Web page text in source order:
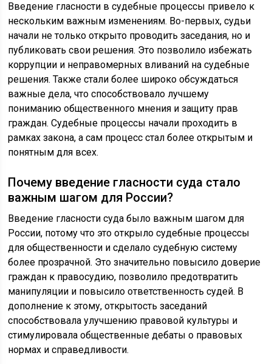
Введение гласности в судебные процессы привело к
нескольким важным изменениям. Во-первых, судьи
начали не только открыто проводить заседания, но и
публиковать свои решения. Это позволило избежать
коррупции и неправомерных вливаний на судебные
решения. Также стали более широко обсуждаться
важные дела, что способствовало лучшему
пониманию общественного мнения и защиту прав
граждан. Судебные процессы начали проходить в
рамках закона, а сам процесс стал более открытым и
понятным для всех.
Почему введение гласности суда стало
важным шагом для России?
Введение гласности суда было важным шагом для
России, потому что это открыло судебные процессы
для общественности и сделало судебную систему
более прозрачной. Это значительно повысило доверие
граждан к правосудию, позволило предотвратить
манипуляции и повысило ответственность судей. В
дополнение к этому, открытость заседаний
способствовала улучшению правовой культуры и
стимулировала общественные дебаты о правовых
нормах и справедливости.